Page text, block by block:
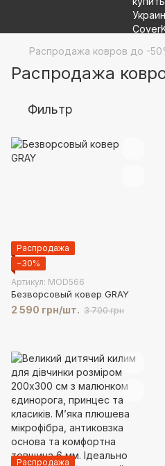
Распродажа ковров до -
Распродажа
Фильтр
Распродажа
−30%
Артикул: MOD566
Безворсовый ковер GRAY
2 590 грн/шт. 3 700 грн
Распродажа